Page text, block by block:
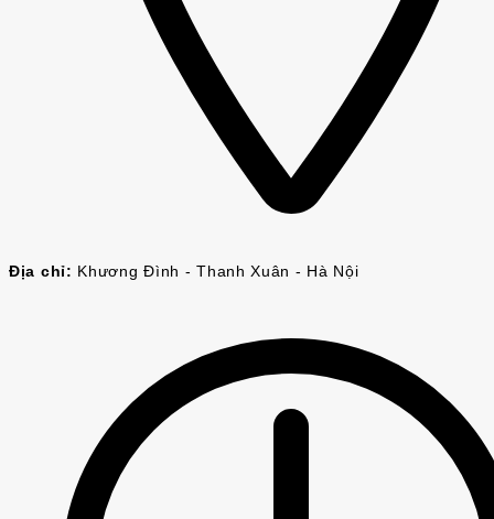
Địa chỉ: Khương Đình - Thanh Xuân - Hà Nội